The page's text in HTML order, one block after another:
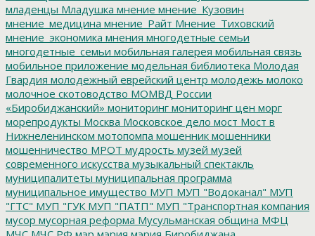
младенцы Младушка мнение мнение_Кузовин
мнение_медицина мнение_Райт Мнение_Тиховский
мнение_экономика мнения многодетные семьи
многодетные_семьи мобильная галерея мобильная связь
мобильное приложение модельная библиотека Молодая
Гвардия молодежный еврейский центр молодежь молоко
молочное скотоводство МОМВД России
«Биробиджанский» мониторинг мониторинг цен морг
морепродукты Москва Московское дело мост Мост в
Нижнеленинском мотопомпа мошенник мошенники
мошенничество МРОТ мудрость музей музей
современного искусства музыкальный спектакль
муниципалитеты муниципальная программа
муниципальное имущество МУП МУП "Водоканал" МУП
"ГТС" МУП "ГУК МУП "ПАТП" МУП "Транспортная компания
мусор мусорная реформа Мусульманская община МФЦ